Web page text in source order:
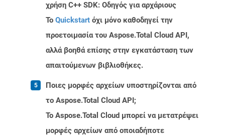
χρήση C++ SDK: Οδηγός για αρχάριους
Το Quickstart όχι μόνο καθοδηγεί την
προετοιμασία του Aspose.Total Cloud API,
αλλά βοηθά επίσης στην εγκατάσταση των
απαιτούμενων βιβλιοθήκες.
Ποιες μορφές αρχείων υποστηρίζονται από
το Aspose.Total Cloud API;
Το Aspose.Total Cloud μπορεί να μετατρέψει
μορφές αρχείων από οποιαδήποτε